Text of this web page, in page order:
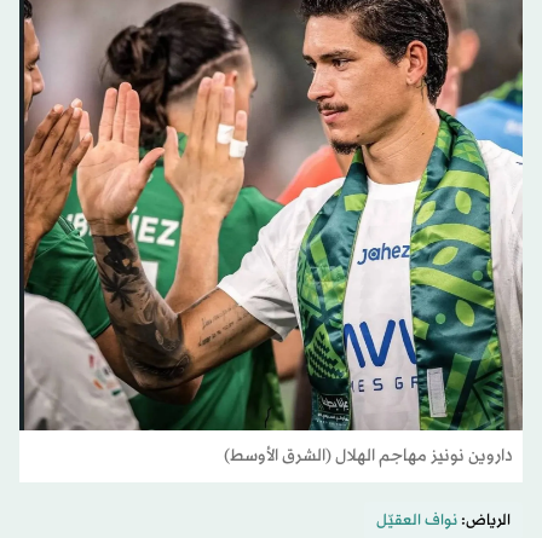
داروين نونيز مهاجم الهلال (الشرق الأوسط)
الرياض:نواف العقيّل